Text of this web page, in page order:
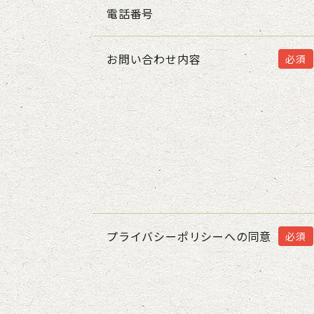
電話番号
お問い合わせ内容 必須
プライバシーポリシーへの同意 必須